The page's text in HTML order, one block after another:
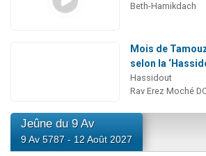
Beth-Hamikdach
Mois de
selon la
Hassidout
Rav Erez Moché
Jeûne du 9 Av
9 Av 5787 - 12 Août 2027